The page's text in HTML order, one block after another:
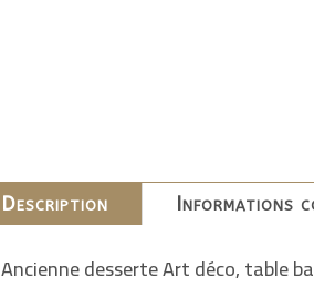
Description Informations
Ancienne desserte Art déco, table